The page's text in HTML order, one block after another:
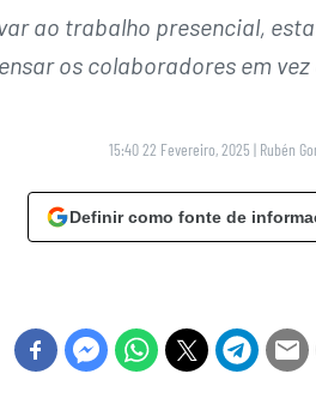
ao trabalho presencial,
os colaboradores em
15:40 22 Fevereiro, 2025 | Rubén
Definir como fonte de